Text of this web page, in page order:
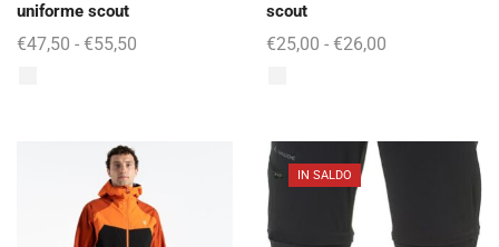
uniforme scout
€47,50 - €55,50
scout
€25,00 - €26,00
IN SALDO